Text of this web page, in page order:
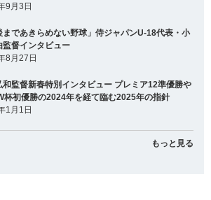
9月3日
まであきらめない野球」侍ジャパンU-18代表・小
監督インタビュー
8月27日
和監督新春特別インタビュー プレミア12準優勝や
杯初優勝の2024年を経て臨む2025年の指針
1月1日
もっと見る